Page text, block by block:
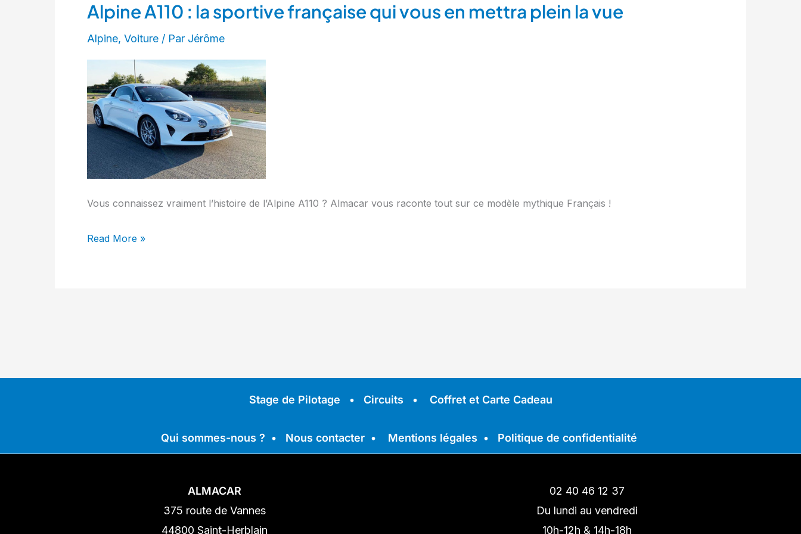
Alpine A110 : la sportive française qui vous en mettra plein la vue
Alpine, Voiture / Par Jérôme
Vous connaissez vraiment l’histoire de l’Alpine A110 ? Almacar vous raconte tout sur ce modèle mythique Français !
Alpine
A110
:
la
sportive
française
qui
vous
mettra
plein
la
Read More »
Stage de Pilotage • Circuits • Coffret et Carte Cadeau
Qui sommes-nous ? • Nous contacter • Mentions légales • Politique de confidentialité
ALMACAR
375 route de Vannes
44800 Saint-Herblain
02 40 46 12 37
Du lundi au vendredi
10h-12h & 14h-18h